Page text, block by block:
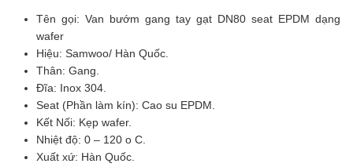
Tên gọi: Van bướm gang tay gạt DN80 seat EPDM dạng
wafer
Hiệu: Samwoo/ Hàn Quốc.
Thân: Gang.
Đĩa: Inox 304.
Seat (Phần làm kín): Cao su EPDM.
Kết Nối: Kẹp wafer.
Nhiệt độ: 0 – 120 o C.
Xuất xứ: Hàn Quốc.